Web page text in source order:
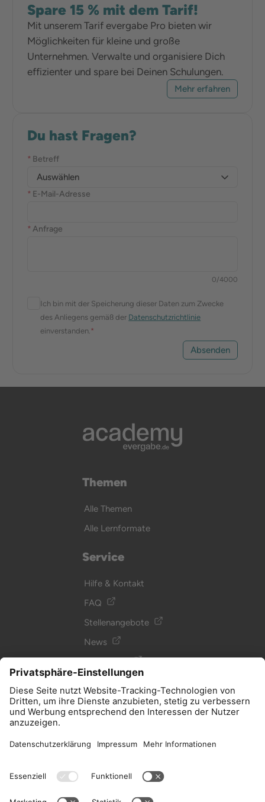
Spare 15 % mit dem Tarif!
Mit unserem Tarif evergabe Pro bieten wir
Möglichkeiten für kleine und große
Unternehmen. Verwalte und organisiere Dich
effizienter und spare bei Deinen Schulungen.
Mehr erfahren
Du hast Fragen?
* Betreff
Auswählen
* E-Mail-Adresse
*Anfrage
0/4000
Ich bin mit der Speicherung dieser Daten zum Zwecke
des Anliegens gemäß der Datenschutzrichtlinie
einverstanden. *
Absenden
Themen
Alle Themen
Alle Lernformate
Service
Hilfe & Kontakt
FAQ
Stellenangebote
News
Podcast
AGB, Datenschutz